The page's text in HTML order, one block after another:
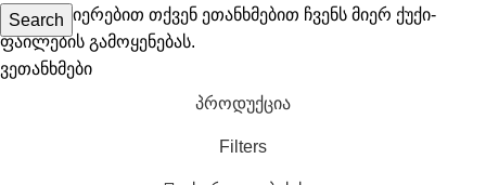
Search
დათვალიერებით თქვენ ეთანხმებით ჩვენს მიერ ქუქი-
ფაილების გამოყენებას.
ვეთანხმები
პროდუქცია
Filters